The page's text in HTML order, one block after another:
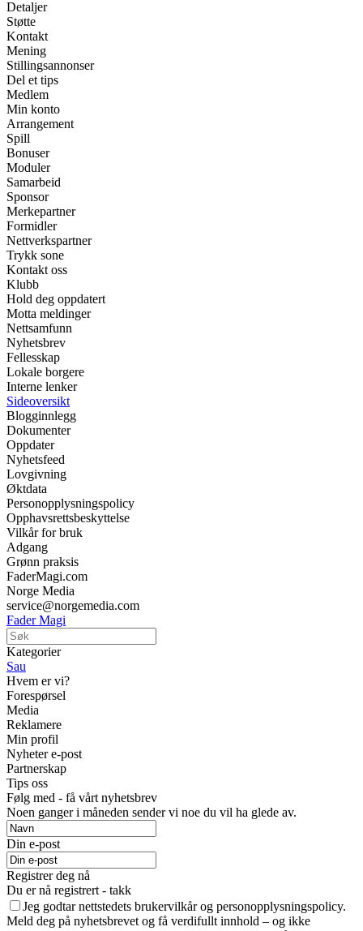
Detaljer
Støtte
Kontakt
Mening
Stillingsannonser
Del et tips
Medlem
Min konto
Arrangement
Spill
Bonuser
Moduler
Samarbeid
Sponsor
Merkepartner
Formidler
Nettverkspartner
Trykk sone
Kontakt oss
Klubb
Hold deg oppdatert
Motta meldinger
Nettsamfunn
Nyhetsbrev
Fellesskap
Lokale borgere
Interne lenker
Sideoversikt
Blogginnlegg
Dokumenter
Oppdater
Nyhetsfeed
Lovgivning
Øktdata
Personopplysningspolicy
Opphavsrettsbeskyttelse
Vilkår for bruk
Adgang
Grønn praksis
FaderMagi.com
Norge Media
service@norgemedia.com
Fader Magi
Kategorier
Sau
Hvem er vi?
Forespørsel
Media
Reklamere
Min profil
Nyheter e-post
Partnerskap
Tips oss
Følg med - få vårt nyhetsbrev
Noen ganger i måneden sender vi noe du vil ha glede av.
Din e-post
Registrer deg nå
Du er nå registrert - takk
Jeg godtar nettstedets brukervilkår og personopplysningspolicy.
Meld deg på nyhetsbrevet og få verdifullt innhold – og ikke